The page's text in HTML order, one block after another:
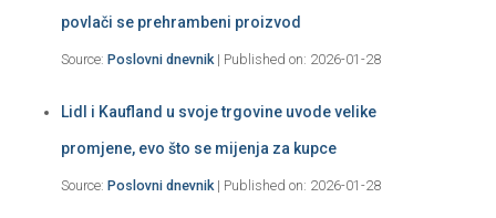
povlači se prehrambeni proizvod
Source: Poslovni dnevnik Published on: 2026-01-28
Lidl i Kaufland u svoje trgovine uvode velike
promjene, evo što se mijenja za kupce
Source: Poslovni dnevnik Published on: 2026-01-28